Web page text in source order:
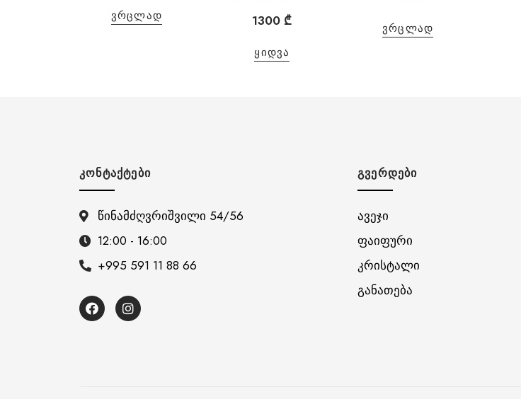
ᲕᲠᲪᲚᲐᲓ 1300 ₾
ᲧᲘᲓᲕᲐ
ᲕᲠᲪᲚᲐᲓ
ᲙᲝᲜᲢᲐᲥᲢᲔᲑᲘ
წინამძღვრიშვილი 54/56
12:00 - 16:00
+995 591 11 88 66
ᲒᲕᲔᲠᲓᲔᲑᲘ
ავეჯი
ფაიფური
კრისტალი
განათება